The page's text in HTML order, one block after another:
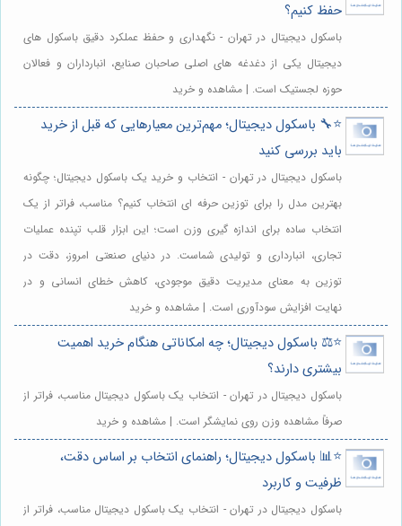
حفظ کنیم؟
باسکول دیجیتال در تهران - نگهداری و حفظ عملکرد دقیق باسکول های
دیجیتال یکی از دغدغه های اصلی صاحبان صنایع، انبارداران و فعالان
حوزه لجستیک است. | مشاهده و خرید
⭐️🔧 باسکول دیجیتال؛ مهم‌ترین معیارهایی که قبل از خرید
باید بررسی کنید
باسکول دیجیتال در تهران - انتخاب و خرید یک باسکول دیجیتال؛ چگونه
بهترین مدل را برای توزین حرفه ای انتخاب کنیم؟ مناسب، فراتر از یک
انتخاب ساده برای اندازه گیری وزن است؛ این ابزار قلب تپنده عملیات
تجاری، انبارداری و تولیدی شماست. در دنیای صنعتی امروز، دقت در
توزین به معنای مدیریت دقیق موجودی، کاهش خطای انسانی و در
نهایت افزایش سودآوری است. | مشاهده و خرید
⭐️⚖️ باسکول دیجیتال؛ چه امکاناتی هنگام خرید اهمیت
بیشتری دارند؟
باسکول دیجیتال در تهران - انتخاب یک باسکول دیجیتال مناسب، فراتر از
صرفاً مشاهده وزن روی نمایشگر است. | مشاهده و خرید
⭐️📊 باسکول دیجیتال؛ راهنمای انتخاب بر اساس دقت،
ظرفیت و کاربرد
باسکول دیجیتال در تهران - انتخاب یک باسکول دیجیتال مناسب، فراتر از